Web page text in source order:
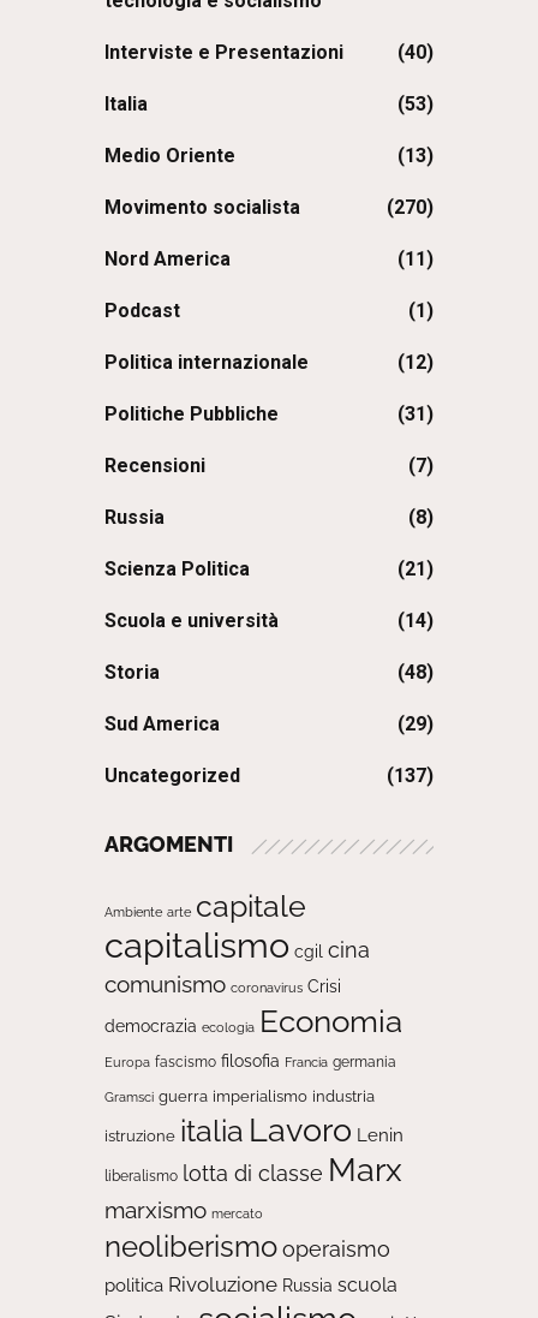
Interviste e Presentazioni (40)
Italia (53)
Medio Oriente (13)
Movimento socialista (270)
Nord America (11)
Podcast (1)
Politica internazionale (12)
Politiche Pubbliche (31)
Recensioni (7)
Russia (8)
Scienza Politica (21)
Scuola e università (14)
Storia (48)
Sud America (29)
Uncategorized (137)
ARGOMENTI
Ambiente arte capitale
capitalismo cgil cina
comunismo coronavirus Crisi
democrazia ecologia Economia
Europa fascismo filosofia Francia germania
Gramsci guerra imperialismo industria
istruzione italia Lavoro Lenin
liberalismo lotta di classe Marx
marxismo mercato
neoliberismooperaismo
politica Rivoluzione Russia scuola